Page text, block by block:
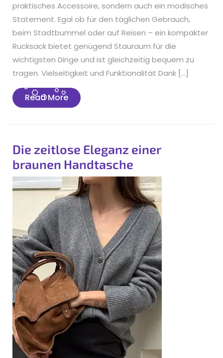
praktisches Accessoire, sondern auch ein modisches
Statement. Egal ob für den täglichen Gebrauch,
beim Stadtbummel oder auf Reisen – ein kompakter
Rucksack bietet genügend Stauraum für die
wichtigsten Dinge und ist gleichzeitig bequem zu
tragen. Vielseitigkeit und Funktionalität Dank […]
Read MoreRead
More
Die zeitlose Eleganz einer
braunen Handtasche